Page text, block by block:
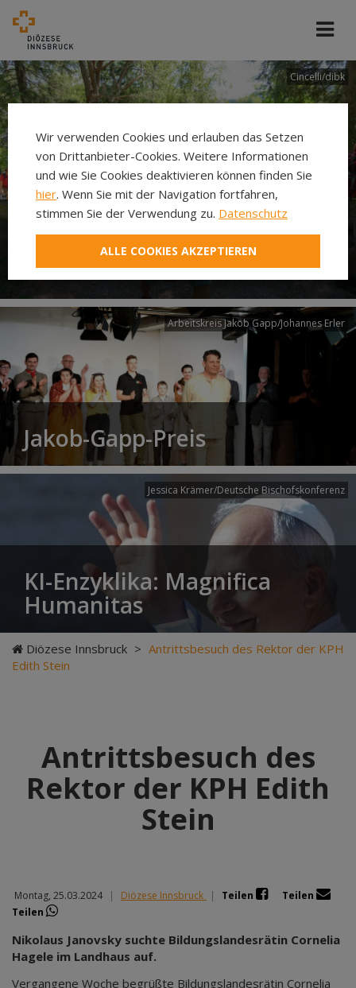
Cincelli/dibk
Neuer Pilgerweg Via
Laudato si’
Arbeitskreis Jakob Gapp/Johannes Erler
Jakob-Gapp-Preis
Jessica Krämer/Deutsche Bischofskonferenz
KI-Enzyklika: Magnifica
Humanitas
Diözese Innsbruck > Antrittsbesuch des Rektor der KPH
Edith Stein
Antrittsbesuch des
Rektor der KPH Edith
Stein
Montag, 25.03.2024 | Diözese Innsbruck | Teilen
Teilen
Teilen
Nikolaus Janovsky suchte Bildungslandesrätin Cornelia
Hagele im Landhaus auf.
Vergangene Woche begrüßte Bildungslandesrätin Cornelia
Wir verwenden Cookies und erlauben das Setzen
von Drittanbieter-Cookies. Weitere Informationen
und wie Sie Cookies deaktivieren können finden Sie
hier. Wenn Sie mit der Navigation fortfahren,
stimmen Sie der Verwendung zu. Datenschutz
ALLE COOKIES AKZEPTIEREN